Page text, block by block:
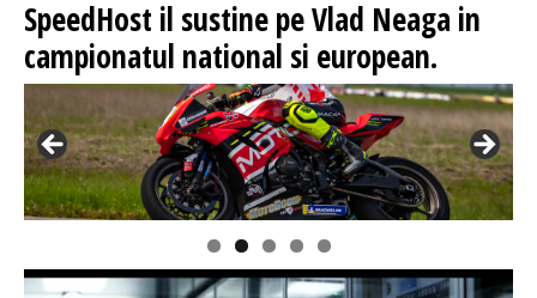
SpeedHost il sustine pe Vlad Neaga in
campionatul national si european.